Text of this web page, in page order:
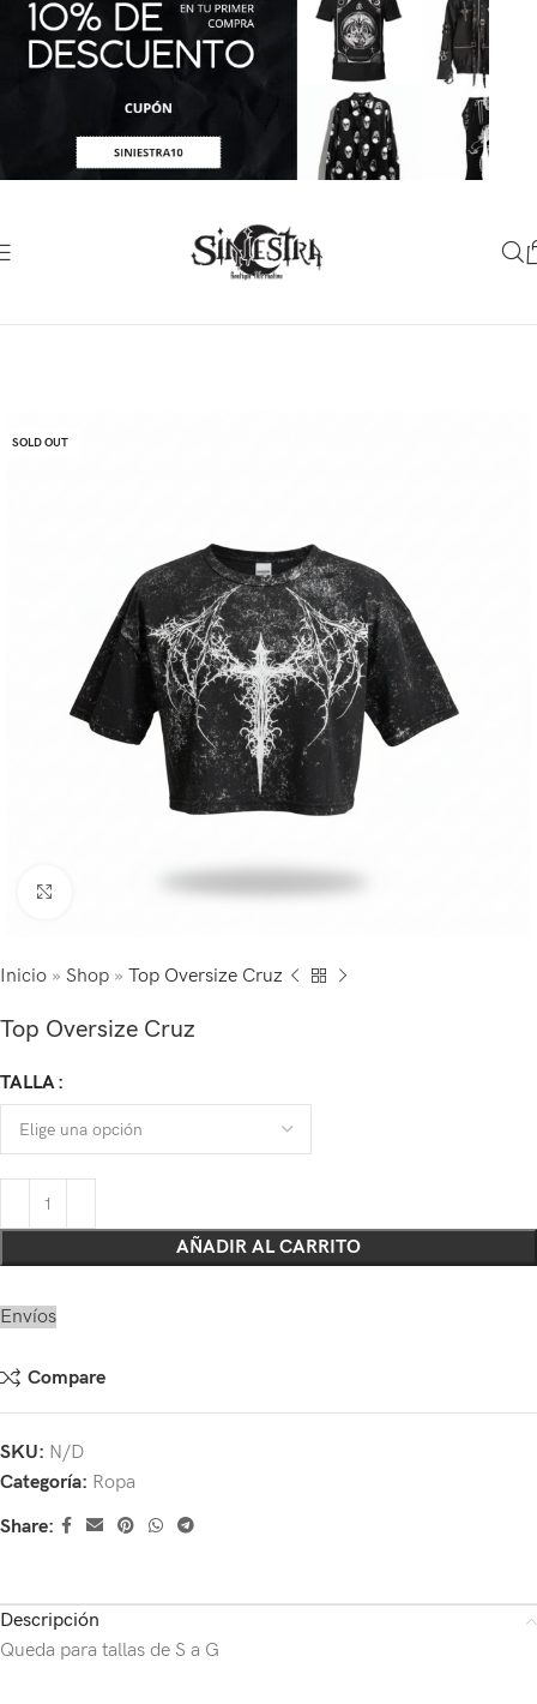
SOLD OUT
Click to enlarge
Inicio » Shop » Top Oversize Cruz
Top Oversize Cruz
TALLA
AÑADIR AL CARRITO
Envíos
Compare
SKU: N/D
Categoría: Ropa
Share:
Descripción
Queda para tallas de S a G